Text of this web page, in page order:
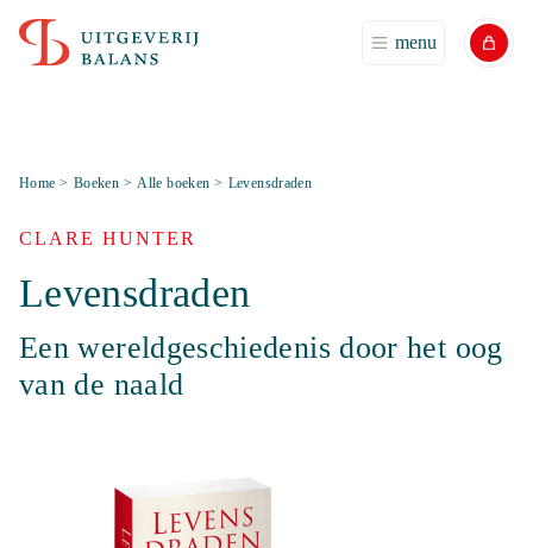
menu
Home > Boeken > Alle boeken > Levensdraden
CLARE HUNTER
Levensdraden
Een wereldgeschiedenis door het oog
van de naald